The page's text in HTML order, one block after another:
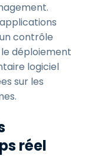
contrôle
déploiement
logiciel
sur les
réel